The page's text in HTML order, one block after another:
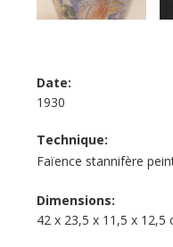
Date:
1930
Technique:
Faïence stannifère
Dimensions:
42 x 23,5 x 11,5 x 12,5